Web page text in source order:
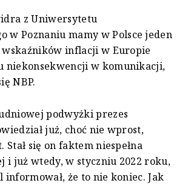
z Uniwersytetu
w Poznaniu mamy w Polsce jeden
wskaźników inflacji w Europie
niekonsekwencji w komunikacji,
NBP.
podwyżki prezes
już, choć nie wprost,
się on faktem niespełna
i już wtedy, w styczniu 2022 roku,
informował, że to nie koniec. Jak